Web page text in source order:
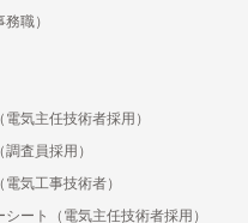
職）
気主任技術者採用）
査員採用）
気工事技術者）
ート（電気主任技術者採用）